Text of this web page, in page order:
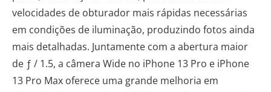
velocidades de obturador mais rápidas necessárias
em condições de iluminação, produzindo fotos ainda
mais detalhadas. Juntamente com a abertura maior
de ƒ / 1.5, a câmera Wide no iPhone 13 Pro e iPhone
13 Pro Max oferece uma grande melhoria em